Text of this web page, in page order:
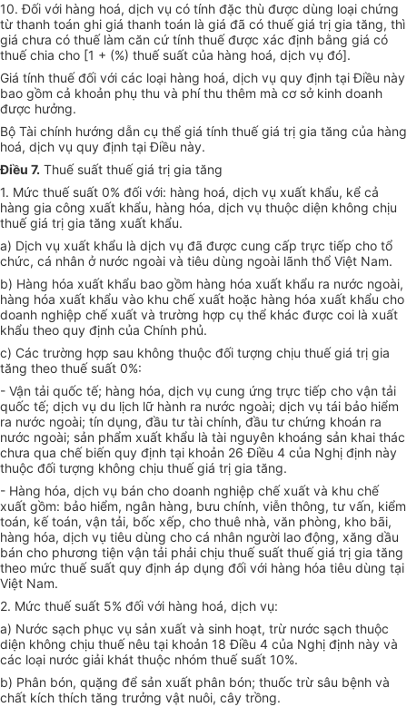
10. Đối với hàng hoá, dịch vụ có tính đặc thù được dùng loại chứng
từ thanh toán ghi giá thanh toán là giá đã có thuế giá trị gia tăng, thì
giá chưa có thuế làm căn cứ tính thuế được xác định bằng giá có
thuế chia cho [1 + (%) thuế suất của hàng hoá, dịch vụ đó].
Giá tính thuế đối với các loại hàng hoá, dịch vụ quy định tại Điều này
bao gồm cả khoản phụ thu và phí thu thêm mà cơ sở kinh doanh
được hưởng.
Bộ Tài chính hướng dẫn cụ thể giá tính thuế giá trị gia tăng của hàng
hoá, dịch vụ quy định tại Điều này.
Điều 7. Thuế suất thuế giá trị gia tăng
1. Mức thuế suất 0% đối với: hàng hoá, dịch vụ xuất khẩu, kể cả
hàng gia công xuất khẩu, hàng hóa, dịch vụ thuộc diện không chịu
thuế giá trị gia tăng xuất khẩu.
a) Dịch vụ xuất khẩu là dịch vụ đã được cung cấp trực tiếp cho tổ
chức, cá nhân ở nước ngoài và tiêu dùng ngoài lãnh thổ Việt Nam.
b) Hàng hóa xuất khẩu bao gồm hàng hóa xuất khẩu ra nước ngoài,
hàng hóa xuất khẩu vào khu chế xuất hoặc hàng hóa xuất khẩu cho
doanh nghiệp chế xuất và trường hợp cụ thể khác được coi là xuất
khẩu theo quy định của Chính phủ.
c) Các trường hợp sau không thuộc đối tượng chịu thuế giá trị gia
tăng theo thuế suất 0%:
- Vận tải quốc tế; hàng hóa, dịch vụ cung ứng trực tiếp cho vận tải
quốc tế; dịch vụ du lịch lữ hành ra nước ngoài; dịch vụ tái bảo hiểm
ra nước ngoài; tín dụng, đầu tư tài chính, đầu tư chứng khoán ra
nước ngoài; sản phẩm xuất khẩu là tài nguyên khoáng sản khai thác
chưa qua chế biến quy định tại khoản 26 Điều 4 của Nghị định này
thuộc đối tượng không chịu thuế giá trị gia tăng.
- Hàng hóa, dịch vụ bán cho doanh nghiệp chế xuất và khu chế
xuất gồm: bảo hiểm, ngân hàng, bưu chính, viễn thông, tư vấn, kiểm
toán, kế toán, vận tải, bốc xếp, cho thuê nhà, văn phòng, kho bãi,
hàng hóa, dịch vụ tiêu dùng cho cá nhân người lao động, xăng dầu
bán cho phương tiện vận tải phải chịu thuế suất thuế giá trị gia tăng
theo mức thuế suất quy định áp dụng đối với hàng hóa tiêu dùng tại
Việt Nam.
2. Mức thuế suất 5% đối với hàng hoá, dịch vụ:
a) Nước sạch phục vụ sản xuất và sinh hoạt, trừ nước sạch thuộc
diện không chịu thuế nêu tại khoản 18 Điều 4 của Nghị định này và
các loại nước giải khát thuộc nhóm thuế suất 10%.
b) Phân bón, quặng để sản xuất phân bón; thuốc trừ sâu bệnh và
chất kích thích tăng trưởng vật nuôi, cây trồng.